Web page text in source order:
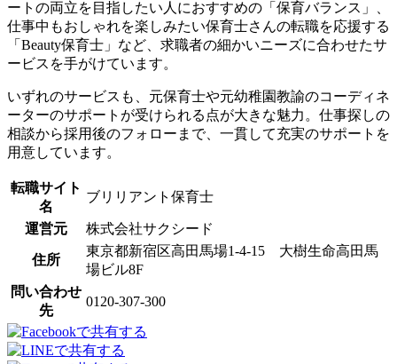
ートの両立を目指したい人におすすめの「保育バランス」、
仕事中もおしゃれを楽しみたい保育士さんの転職を応援する
「Beauty保育士」など、求職者の細かいニーズに合わせたサ
ービスを手がけています。
いずれのサービスも、元保育士や元幼稚園教諭のコーディネ
ーターのサポートが受けられる点が大きな魅力。仕事探しの
相談から採用後のフォローまで、一貫して充実のサポートを
用意しています。
転職サイト
名
ブリリアント保育士
運営元 株式会社サクシード
住所
東京都新宿区高田馬場1-4-15 大樹生命高田馬
場ビル8F
問い合わせ
先
0120-307-300